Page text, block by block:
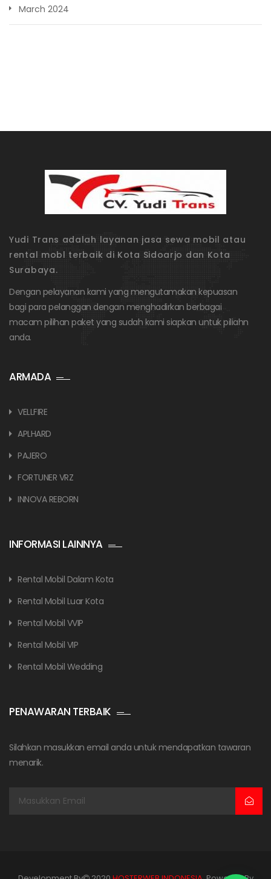
March 2024
Yudi Trans adalah layanan jasa sewa mobil atau
rental mobl terbaik di Kota Sidoarjo dan Kota
Surabaya.
Dengan pelayanan kami yang mengutamakan kepuasan
bagi para pelanggan dengan menghadirkan berbagai
macam pilihan paket yang sudah kami siapkan untuk piliahn
anda.
ARMADA
VELLFIRE
APLHARD
PAJERO
FORTUNER VRZ
INNOVA REBORN
INFORMASI LAINNYA
Rental Mobil Dalam Kota
Rental Mobil Luar Kota
Rental Mobil VVIP
Rental Mobil VIP
Rental Mobil Wedding
PENAWARAN TERBAIK
Silahkan masukkan email anda untuk mendapatkan tawaran
menarik.